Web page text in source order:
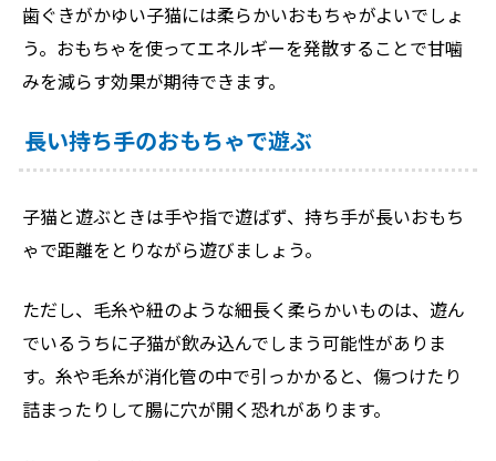
歯ぐきがかゆい子猫には柔らかいおもちゃがよいでしょ
う。おもちゃを使ってエネルギーを発散することで甘噛
みを減らす効果が期待できます。
長い持ち手のおもちゃで遊ぶ
子猫と遊ぶときは手や指で遊ばず、持ち手が長いおもち
ゃで距離をとりながら遊びましょう。
ただし、毛糸や紐のような細長く柔らかいものは、遊ん
でいるうちに子猫が飲み込んでしまう可能性がありま
す。糸や毛糸が消化管の中で引っかかると、傷つけたり
詰まったりして腸に穴が開く恐れがあります。